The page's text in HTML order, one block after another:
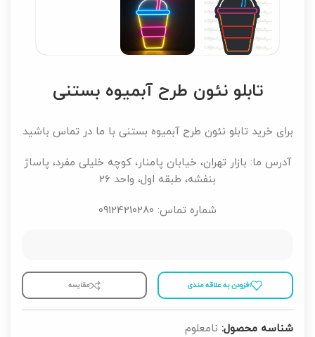
تابلو نئون طرح آبمیوه بستنی
برای خرید تابلو نئون طرح آبمیوه بستنی با ما در تماس باشید
آدرس ما: بازار تهران، خیابان پامنار، کوچه خلیلی مفرد، پاساژ
بنفشه، طبقه اول، واحد 26
شماره تماس: 09124210280
افزودن به علاقه مندی مقايسه
شناسه محصول: نامعلوم